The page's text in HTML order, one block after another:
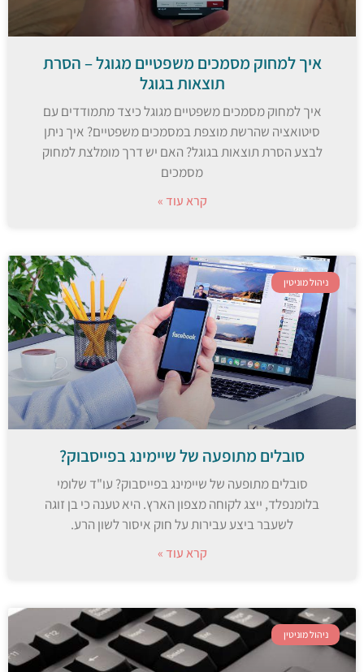
איך למחוק מסמכים משפטיים מגוגל – הסרת
תוצאות בגוגל
איך למחוק מסמכים משפטיים מגוגל כיצד מתמודדים עם
סיטואציה שהרשת מוצפת במסמכים משפטיים? איך ניתן
לבצע הסרת תוצאות בגוגל? האם יש דרך מומלצת למחוק
מסמכים
קרא עוד »
ניהול מוניטין
סובלים מתופעה של שיימינג בפייסבוק?
סובלים מתופעה של שיימינג בפייסבוק? עו"ד שלומי
בלומנפלד, ייצג לקוחה מצפון הארץ. היא טענה כי בן זוגה
לשעבר ביצע עבירות על חוק איסור לשון הרע.
קרא עוד »
ניהול מוניטין